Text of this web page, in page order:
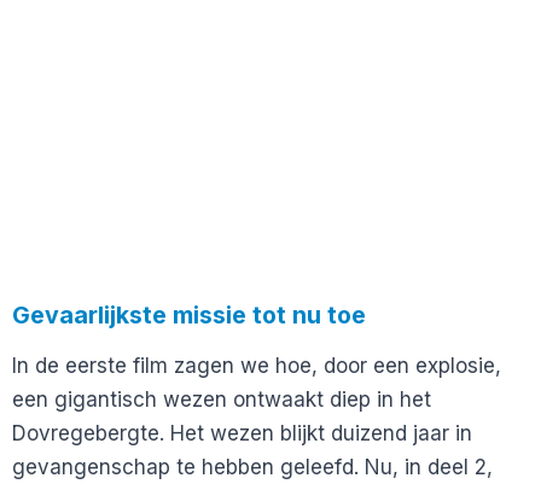
Gevaarlijkste missie tot nu toe
In de eerste film zagen we hoe, door een explosie,
een gigantisch wezen ontwaakt diep in het
Dovregebergte. Het wezen blijkt duizend jaar in
gevangenschap te hebben geleefd. Nu, in deel 2,